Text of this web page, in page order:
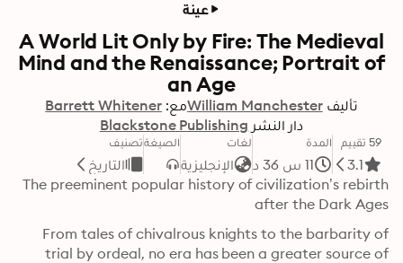
عينة
A World Lit Only by Fire: The Medieval
Mind and the Renaissance; Portrait of
an Age
تأليف William Manchesterمع: Barrett Whitener
دار النشر Blackstone Publishing
59 تقييم
3.1
المدة
11 س 36 د
لغات
الإنجليزية
الصيغةتصنيف
التاريخ
The preeminent popular history of civilization’s rebirth
after the Dark Ages
trial by ordeal, no era has been a greater source of